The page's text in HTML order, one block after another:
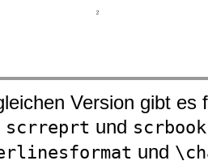
Version gibt es
scrreprt und scrbook
und